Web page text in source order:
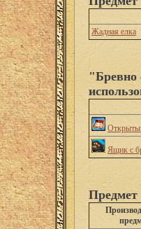
Жадная елка
"Бревно
Ящик с
Предмет